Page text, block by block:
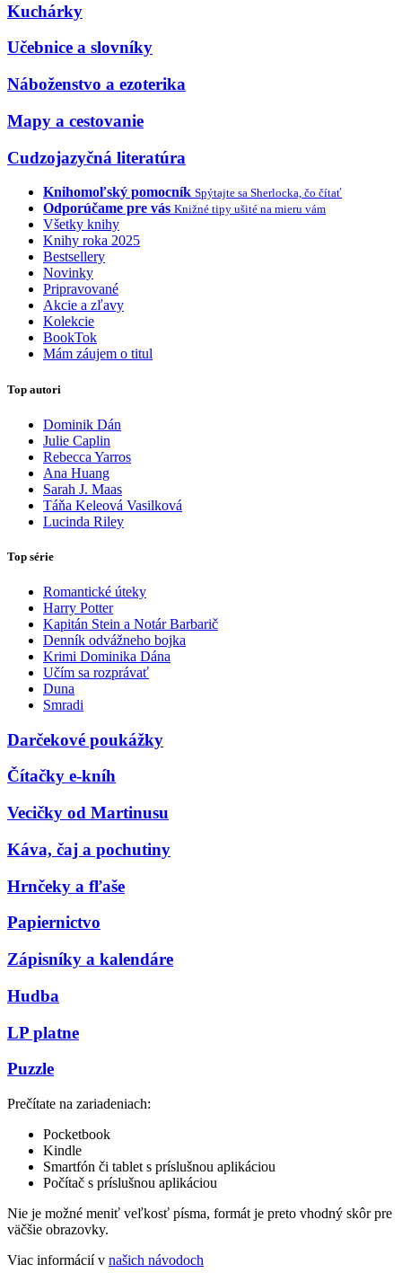
Kuchárky
Učebnice a slovníky
Náboženstvo a ezoterika
Mapy a cestovanie
Cudzojazyčná literatúra
Knihomoľský pomocník Spýtajte sa Sherlocka, čo čítať
Odporúčame pre vás Knižné tipy ušité na mieru vám
Všetky knihy
Knihy roka 2025
Bestsellery
Novinky
Pripravované
Akcie a zľavy
Kolekcie
BookTok
Mám záujem o titul
Top autori
Dominik Dán
Julie Caplin
Rebecca Yarros
Ana Huang
Sarah J. Maas
Táňa Keleová Vasilková
Lucinda Riley
Top série
Romantické úteky
Harry Potter
Kapitán Stein a Notár Barbarič
Denník odvážneho bojka
Krimi Dominika Dána
Učím sa rozprávať
Duna
Smradi
Darčekové poukážky
Čítačky e-kníh
Vecičky od Martinusu
Káva, čaj a pochutiny
Hrnčeky a fľaše
Papiernictvo
Zápisníky a kalendáre
Hudba
LP platne
Puzzle
Prečítate na zariadeniach:
Pocketbook
Kindle
Smartfón či tablet s príslušnou aplikáciou
Počítač s príslušnou aplikáciou
Nie je možné meniť veľkosť písma, formát je preto vhodný skôr pre
väčšie obrazovky.
Viac informácií v našich návodoch